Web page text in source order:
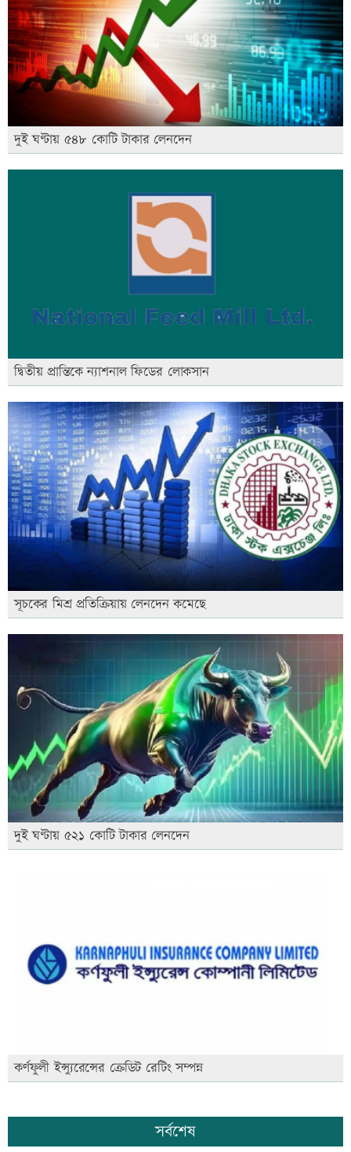
দুই ঘণ্টায় ৫৪৮ কোটি টাকার লেনদেন
দ্বিতীয় প্রান্তিকে ন্যাশনাল ফিডের লোকসান
সূচকের মিশ্র প্রতিক্রিয়ায় লেনদেন কমেছে
দুই ঘণ্টায় ৫২১ কোটি টাকার লেনদেন
কর্ণফুলী ইন্স্যুরেন্সের ক্রেডিট রেটিং সম্পন্ন
সর্বশেষ